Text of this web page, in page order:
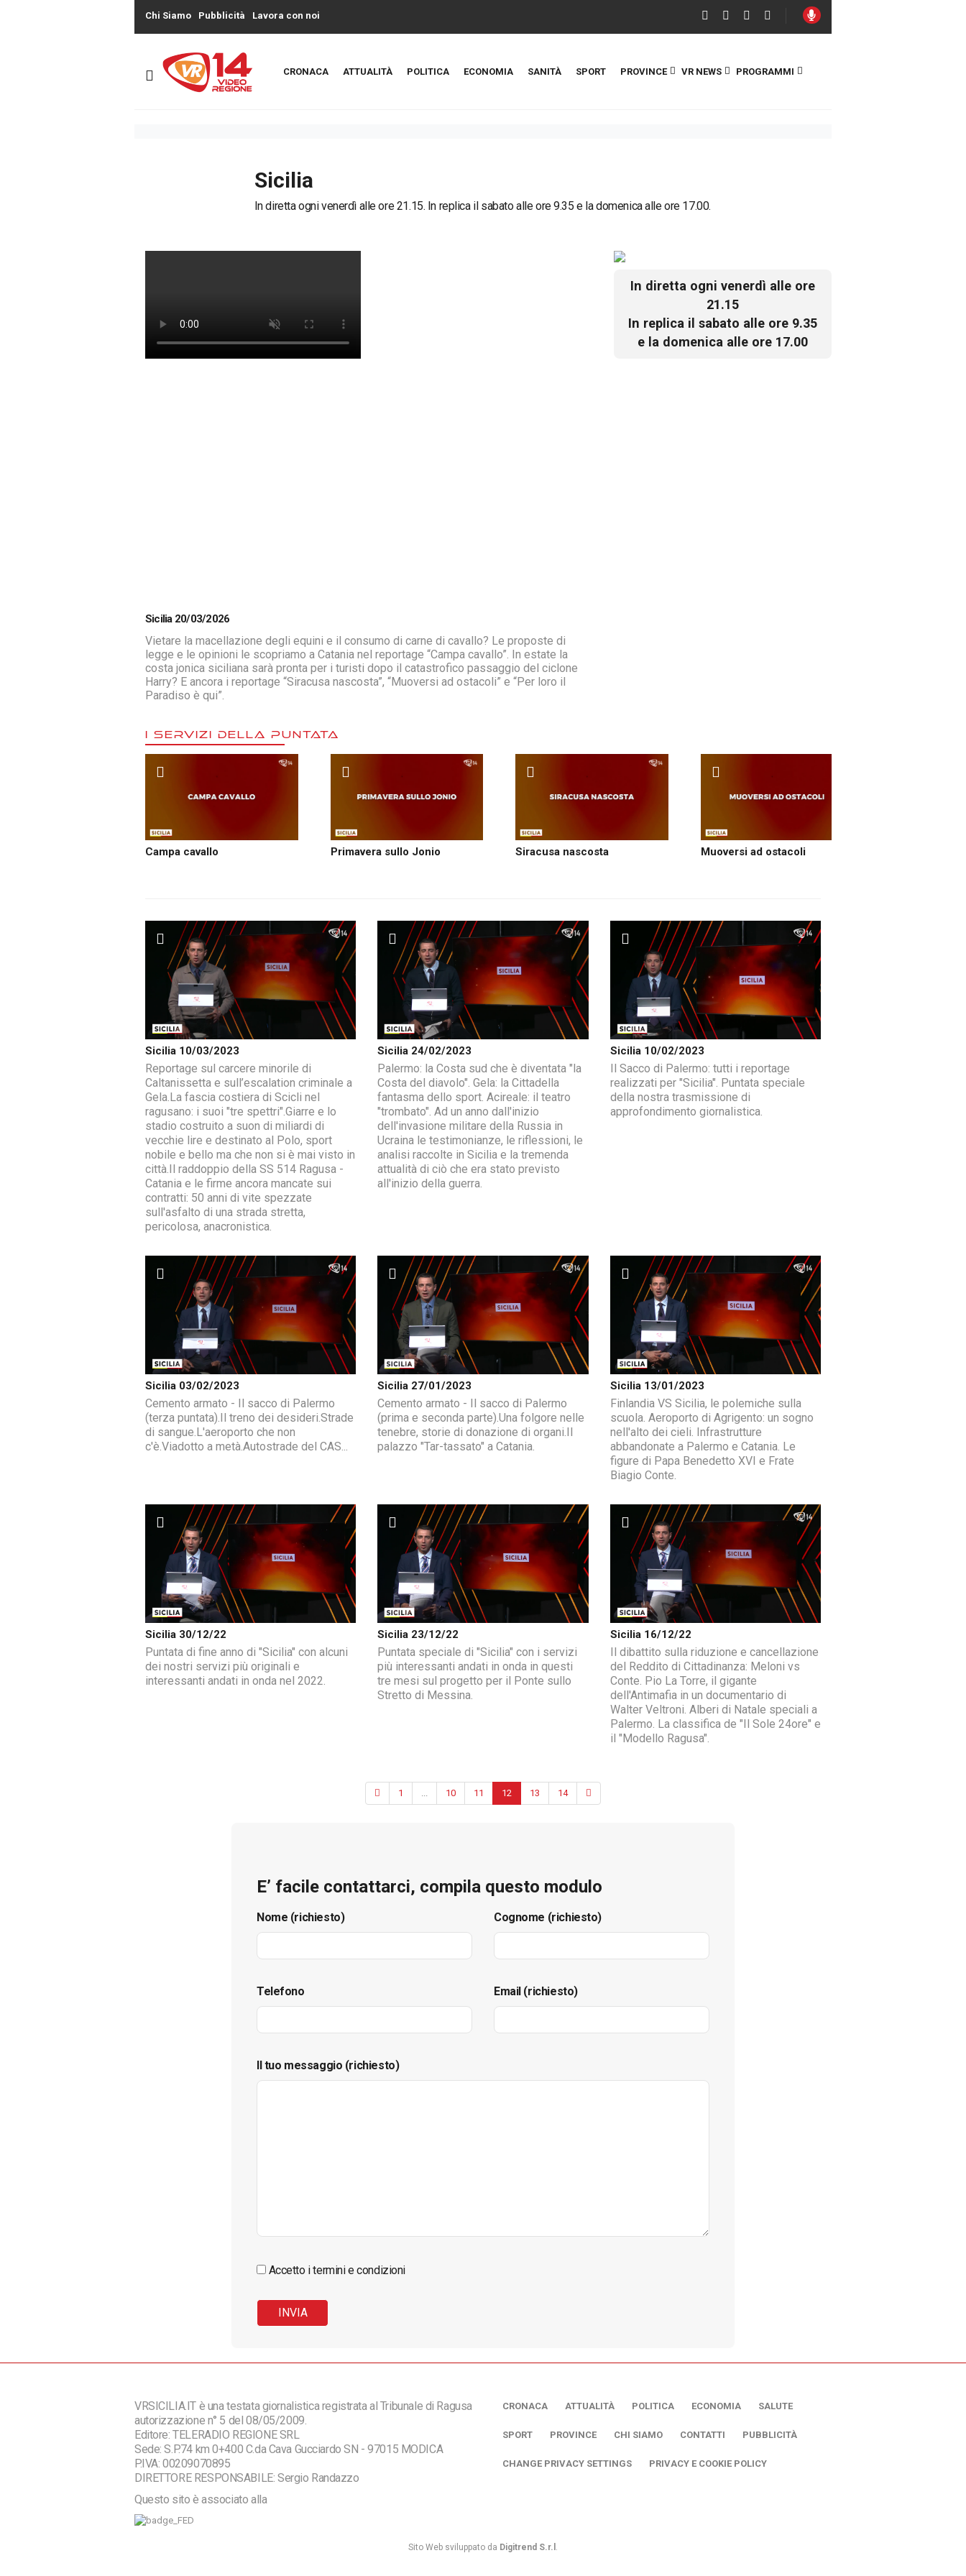
Chi Siamo Pubblicità Lavora con noi
CRONACA ATTUALITÀ POLITICA ECONOMIA SANITÀ SPORT PROVINCE VR NEWS PROGRAMMI
Sicilia
In diretta ogni venerdì alle ore 21.15. In replica il sabato alle ore 9.35 e la domenica alle ore 17.00.
Sicilia 20/03/2026
Vietare la macellazione degli equini e il consumo di carne di cavallo? Le proposte di
legge e le opinioni le scopriamo a Catania nel reportage “Campa cavallo”. In estate la
costa jonica siciliana sarà pronta per i turisti dopo il catastrofico passaggio del ciclone
Harry? E ancora i reportage “Siracusa nascosta”, “Muoversi ad ostacoli” e “Per loro il
Paradiso è qui”.
In diretta ogni venerdì alle ore
21.15
In replica il sabato alle ore 9.35
e la domenica alle ore 17.00
I SERVIZI DELLA PUNTATA
Campa cavallo Primavera sullo Jonio Siracusa nascosta Muoversi ad ostacoli
Sicilia 10/03/2023
Reportage sul carcere minorile di
Caltanissetta e sull’escalation criminale a
Gela.La fascia costiera di Scicli nel
ragusano: i suoi "tre spettri".Giarre e lo
stadio costruito a suon di miliardi di
vecchie lire e destinato al Polo, sport
nobile e bello ma che non si è mai visto in
città.Il raddoppio della SS 514 Ragusa -
Catania e le firme ancora mancate sui
contratti: 50 anni di vite spezzate
sull'asfalto di una strada stretta,
pericolosa, anacronistica.
Sicilia 24/02/2023
Palermo: la Costa sud che è diventata "la
Costa del diavolo". Gela: la Cittadella
fantasma dello sport. Acireale: il teatro
"trombato". Ad un anno dall'inizio
dell'invasione militare della Russia in
Ucraina le testimonianze, le riflessioni, le
analisi raccolte in Sicilia e la tremenda
attualità di ciò che era stato previsto
all'inizio della guerra.
Sicilia 10/02/2023
Il Sacco di Palermo: tutti i reportage
realizzati per "Sicilia". Puntata speciale
della nostra trasmissione di
approfondimento giornalistica.
Sicilia 03/02/2023
Cemento armato - Il sacco di Palermo
(terza puntata).Il treno dei desideri.Strade
di sangue.L'aeroporto che non
c'è.Viadotto a metà.Autostrade del CAS...
Sicilia 27/01/2023
Cemento armato - Il sacco di Palermo
(prima e seconda parte).Una folgore nelle
tenebre, storie di donazione di organi.Il
palazzo "Tar-tassato" a Catania.
Sicilia 13/01/2023
Finlandia VS Sicilia, le polemiche sulla
scuola. Aeroporto di Agrigento: un sogno
nell'alto dei cieli. Infrastrutture
abbandonate a Palermo e Catania. Le
figure di Papa Benedetto XVI e Frate
Biagio Conte.
Sicilia 30/12/22
Puntata di fine anno di "Sicilia" con alcuni
dei nostri servizi più originali e
interessanti andati in onda nel 2022.
Sicilia 23/12/22
Puntata speciale di "Sicilia" con i servizi
più interessanti andati in onda in questi
tre mesi sul progetto per il Ponte sullo
Stretto di Messina.
Sicilia 16/12/22
Il dibattito sulla riduzione e cancellazione
del Reddito di Cittadinanza: Meloni vs
Conte. Pio La Torre, il gigante
dell'Antimafia in un documentario di
Walter Veltroni. Alberi di Natale speciali a
Palermo. La classifica de "Il Sole 24ore" e
il "Modello Ragusa".
1 10 11 12 13 14
E’ facile contattarci, compila questo modulo
Nome (richiesto) Cognome (richiesto)
Telefono Email (richiesto)
Il tuo messaggio (richiesto)
Accetto i termini e condizioni
VRSICILIA.IT è una testata giornalistica registrata al Tribunale di Ragusa
autorizzazione n° 5 del 08/05/2009.
Editore: TELERADIO REGIONE SRL
Sede: S.P.74 km 0+400 C.da Cava Gucciardo SN - 97015 MODICA
P.IVA: 00209070895
DIRETTORE RESPONSABILE: Sergio Randazzo
Questo sito è associato alla
CRONACA ATTUALITÀ POLITICA ECONOMIA SALUTE
SPORT PROVINCE CHI SIAMO CONTATTI PUBBLICITÀ
CHANGE PRIVACY SETTINGS PRIVACY E COOKIE POLICY
Sito Web sviluppato da Digitrend S.r.l .